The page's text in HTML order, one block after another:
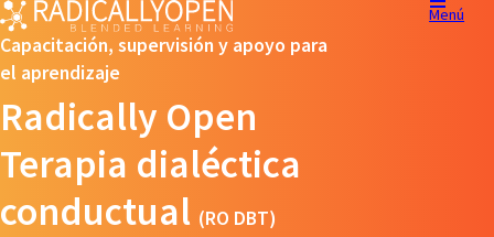
Menú
Capacitación, supervisión y apoyo para
el aprendizaje
Radically Open
Terapia dialéctica
conductual (RO DBT)